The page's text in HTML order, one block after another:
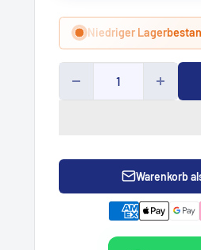
Niedriger
Warenkorb